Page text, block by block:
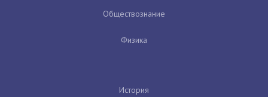
Обществознание
Физика
История